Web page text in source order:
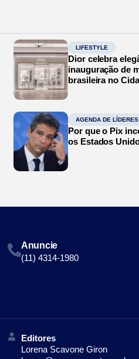
LIFESTYLE
Dior celebra
inauguração de
brasileira no
AGENDA DE LÍDERES
Por que o Pix
os Estados
Anuncie
(11) 4314-1980
Editores
Lorena Scavone Giron